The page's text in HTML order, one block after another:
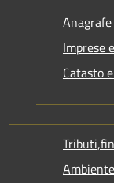
Imprese
Catasto
Ambiente